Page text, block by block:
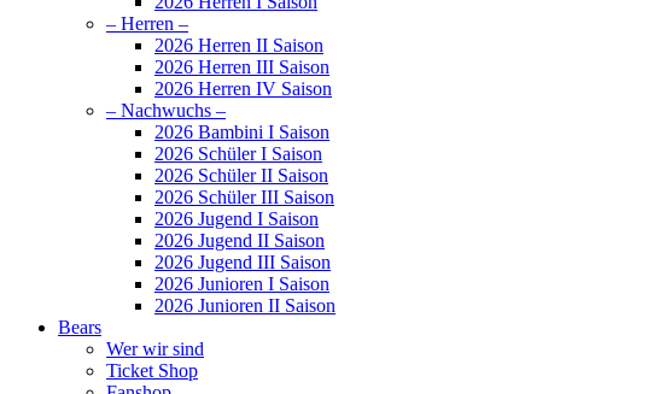
– Herren –
2026 Herren II Saison
2026 Herren III Saison
2026 Herren IV Saison
– Nachwuchs –
2026 Bambini I Saison
2026 Schüler I Saison
2026 Schüler II Saison
2026 Schüler III Saison
2026 Jugend I Saison
2026 Jugend II Saison
2026 Jugend III Saison
2026 Junioren I Saison
2026 Junioren II Saison
Bears
Wer wir sind
Ticket Shop